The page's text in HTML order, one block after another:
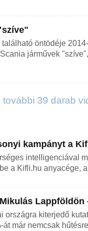
öntödéje
járművek
| további 39 darab
kampányt a
intelligenciával
a Kifli.hu anyacége,
Lappföldön
országra kiterjedő
már nemcsak